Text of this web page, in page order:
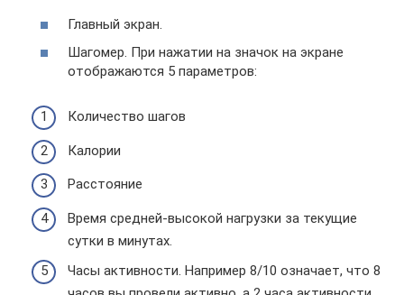
Главный экран.
Шагомер. При нажатии на значок на экране
отображаются 5 параметров:
Количество шагов
Калории
Расстояние
Время средней-высокой нагрузки за текущие
сутки в минутах.
Часы активности. Например 8/10 означает, что 8